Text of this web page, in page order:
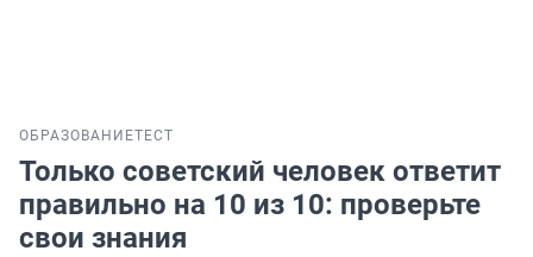
ОБРАЗОВАНИЕТЕСТ
Только советский человек ответит
правильно на 10 из 10: проверьте
свои знания